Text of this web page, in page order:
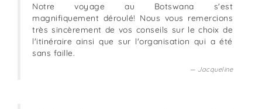
Notre voyage au Botswana s'est
magnifiquement déroulé! Nous vous remercions
très sincèrement de vos conseils sur le choix de
l'itinéraire ainsi que sur l'organisation qui a été
sans faille.
Jacqueline